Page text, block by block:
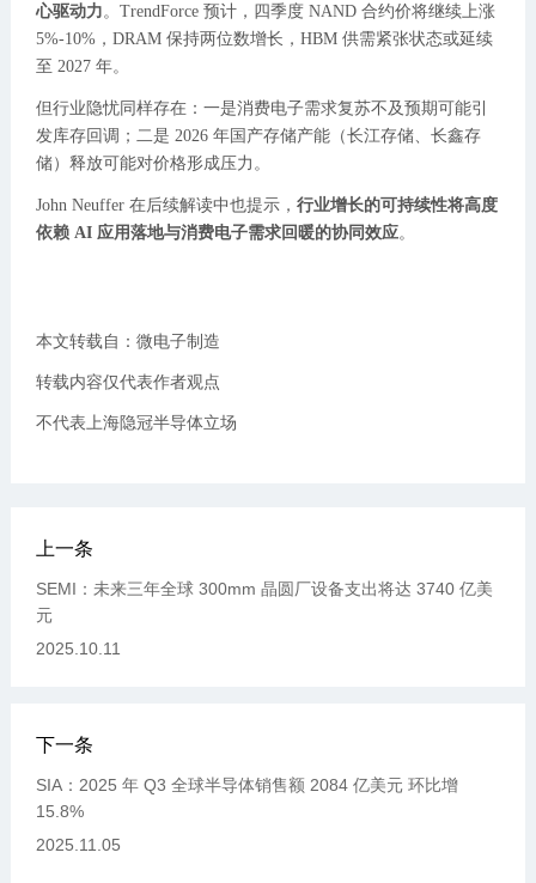
心驱动力 。TrendForce 预计，四季度 NAND 合约价将继续上涨
5%-10%，DRAM 保持两位数增长，HBM 供需紧张状态或延续
至 2027 年。
但行业隐忧同样存在：一是消费电子需求复苏不及预期可能引
发库存回调；二是 2026 年国产存储产能（长江存储、长鑫存
储）释放可能对价格形成压力。
John Neuffer 在后续解读中也提示，行业增长的可持续性将高度
依赖 AI 应用落地与消费电子需求回暖的协同效应。
本文转载自：微电子制造
转载内容仅代表作者观点
不代表上海隐冠半导体立场
上一条
SEMI：未来三年全球 300mm 晶圆厂设备支出将达 3740 亿美
元
2025.10.11
下一条
SIA：2025 年 Q3 全球半导体销售额 2084 亿美元 环比增
15.8%
2025.11.05